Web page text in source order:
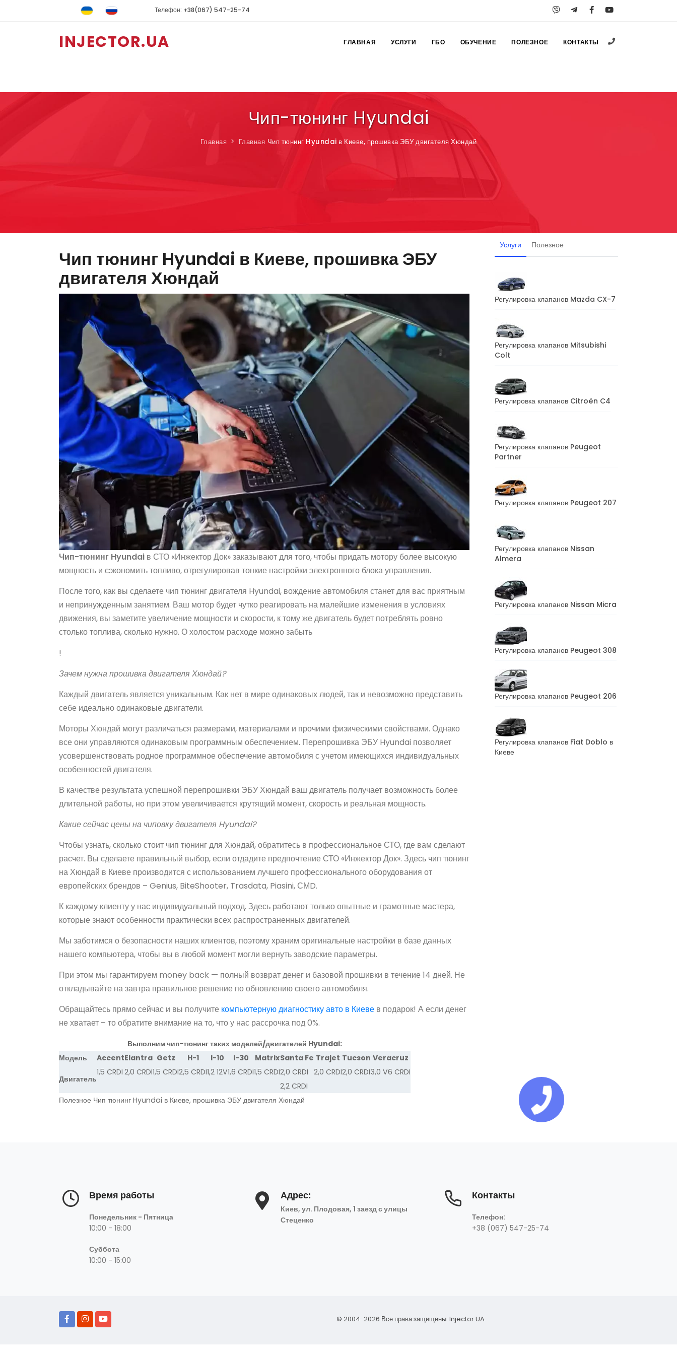
Телефон: +38(067) 547-25-74
INJECTOR.UA +38 (067) 547-
ГЛАВНАЯ УСЛУГИ ГБО ОБУЧЕНИЕ ПОЛЕЗНОЕ КОНТАКТЫ
Чип-тюнинг Hyundai
Главная Главная Чип тюнинг Hyundai в Киеве, прошивка ЭБУ двигателя Хюндай
Чип тюнинг Hyundai в Киеве, прошивка ЭБУ
двигателя Хюндай
Чип-тюнинг Hyundai в СТО «Инжектор Док» заказывают для того, чтобы придать мотору более высокую
мощность и сэкономить топливо, отрегулировав тонкие настройки электронного блока управления.
После того, как вы сделаете чип тюнинг двигателя Hyundai, вождение автомобиля станет для вас приятным
и непринужденным занятием. Ваш мотор будет чутко реагировать на малейшие изменения в условиях
движения, вы заметите увеличение мощности и скорости, к тому же двигатель будет потреблять ровно
столько топлива, сколько нужно. О холостом расходе можно забыть
!
Зачем нужна прошивка двигателя Хюндай?
Каждый двигатель является уникальным. Как нет в мире одинаковых людей, так и невозможно представить
себе идеально одинаковые двигатели.
Моторы Хюндай могут различаться размерами, материалами и прочими физическими свойствами. Однако
все они управляются одинаковым программным обеспечением. Перепрошивка ЭБУ Hyundai позволяет
усовершенствовать родное программное обеспечение автомобиля с учетом имеющихся индивидуальных
особенностей двигателя.
В качестве результата успешной перепрошивки ЭБУ Хюндай ваш двигатель получает возможность более
длительной работы, но при этом увеличивается крутящий момент, скорость и реальная мощность.
Какие сейчас цены на чиповку двигателя Hyundai?
Чтобы узнать, сколько стоит чип тюнинг для Хюндай, обратитесь в профессиональное СТО, где вам сделают
расчет. Вы сделаете правильный выбор, если отдадите предпочтение СТО «Инжектор Док». Здесь чип тюнинг
на Хюндай в Киеве производится с использованием лучшего профессионального оборудования от
европейских брендов – Genius, BiteShooter, Trasdata, Piasini, СМD.
К каждому клиенту у нас индивидуальный подход. Здесь работают только опытные и грамотные мастера,
которые знают особенности практически всех распространенных двигателей.
Мы заботимся о безопасности наших клиентов, поэтому храним оригинальные настройки в базе данных
нашего компьютера, чтобы вы в любой момент могли вернуть заводские параметры.
При этом мы гарантируем money back — полный возврат денег и базовой прошивки в течение 14 дней. Не
откладывайте на завтра правильное решение по обновлению своего автомобиля.
Обращайтесь прямо сейчас и вы получите компьютерную диагностику авто в Киеве в подарок! А если денег
не хватает – то обратите внимание на то, что у нас рассрочка под 0%.
Выполним чип-тюнинг таких моделей/двигателей Hyundai:
Модель
AccentElantra Getz H-1 I-10 I-30 MatrixSanta Fe Trajet Tucson Veracruz
Двигатель
1,5 CRDI 2,0 CRDI1,5 CRDI2,5 CRDI1,2 12V1,6 CRDI1,5 CRDI2,0 CRDI
2,2 CRDI
2,0 CRDI2,0 CRDI3,0 V6 CRDI
Полезное Чип тюнинг Hyundai в Киеве, прошивка ЭБУ двигателя Хюндай
Услуги Полезное
Регулировка клапанов Mazda CX-7
Регулировка клапанов Mitsubishi
Colt
Регулировка клапанов Citroën C4
Регулировка клапанов Peugeot
Partner
Регулировка клапанов Peugeot 207
Регулировка клапанов Nissan
Almera
Регулировка клапанов Nissan Micra
Регулировка клапанов Peugeot 308
Регулировка клапанов Peugeot 206
Регулировка клапанов Fiat Doblo в
Киеве
Время работы
Понедельник - Пятница
10:00 - 18:00
Суббота
10:00 - 15:00
Адрес:
Киев, ул. Плодовая, 1 заезд с улицы
Стеценко
+38 (067) 547-25-74
Контакты
Телефон:
+38 (067) 547-25-74
© 2004-2026 Все права защищены. Injector.UA